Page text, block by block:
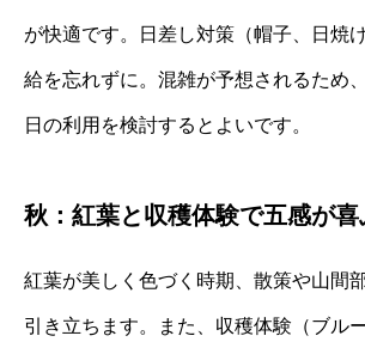
が快適です。日差し対策（帽子、日焼
給を忘れずに。混雑が予想されるため
日の利用を検討するとよいです。
秋：紅葉と収穫体験で五感が
紅葉が美しく色づく時期、散策や山間
引き立ちます。また、収穫体験（ブル